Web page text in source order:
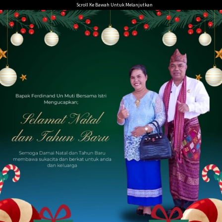
ke
konten
Scroll Ke Bawah Untuk Melanjutkan